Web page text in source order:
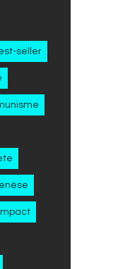
seller